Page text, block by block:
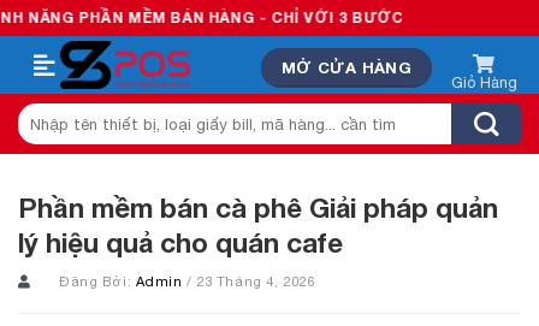
Skip
to
content
MỀM BÁN HÀNG - CHỈ VỚI 3 BƯỚC
MỞ CỬA HÀNG
Tìm
kiếm:
Phần mềm bán cà phê Giải pháp quản
lý hiệu quả cho quán cafe
Đăng Bởi: Admin/ 23 Tháng 4, 2026